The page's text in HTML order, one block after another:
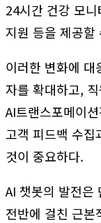
24시간 건강 모
지원 등을 제공할
이러한 변화에 대
자를 확대하고,
AI트랜스포메이
고객 피드백 수집
것이 중요하다.
AI 챗봇의 발전은
전반에 걸친 근본